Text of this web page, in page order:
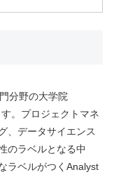
分野の大学院
。プロジェクトマネ
、データサイエンス
のラベルとなる中
ラベルがつくAnalyst